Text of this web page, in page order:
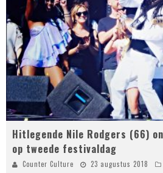
Hitlegende Nile Rodgers (66)
op tweede festivaldag
Counter Culture 23 augustus 2018